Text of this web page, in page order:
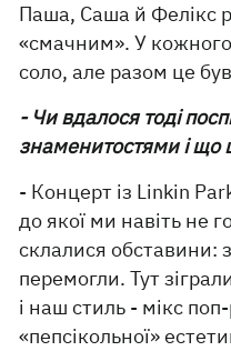
Паша, Саша й Фелікс
«смачним». У
соло, але разом це
- Чи вдалося тоді
знаменитостями і що
- Концерт із Linkin
до якої ми навіть не
склалися обставини:
перемогли. Тут
і наш стиль - мікс
«пепсікольної»